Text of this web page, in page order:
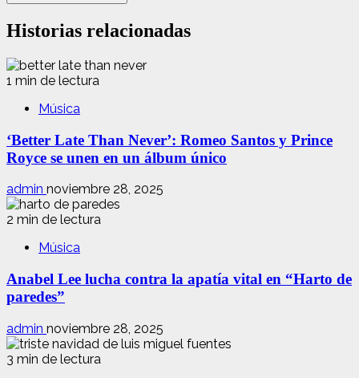
Historias relacionadas
1 min de lectura
Música
‘Better Late Than Never’: Romeo Santos y Prince
Royce se unen en un álbum único
admin noviembre 28, 2025
2 min de lectura
Música
Anabel Lee lucha contra la apatía vital en “Harto de
paredes”
admin noviembre 28, 2025
3 min de lectura